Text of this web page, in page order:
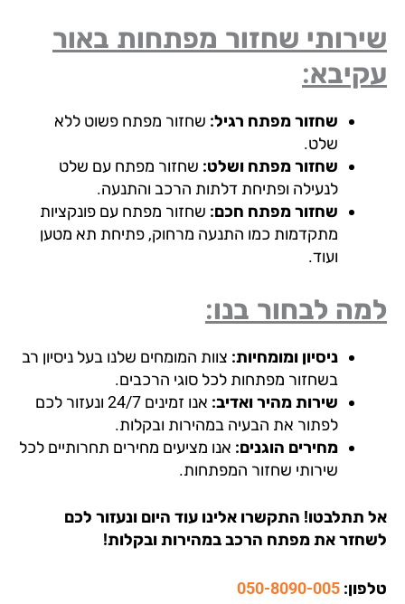
שחזור מפתחות באור
שחזור מפתח רגיל:שחזור מפתח פשוט ללא
שלט.
שחזור מפתח ושלט:שחזור מפתח עם שלט
לנעילה ופתיחת דלתות הרכב והתנעה.
שחזור מפתח חכם:שחזור מפתח עם פונקציות
מתקדמות כמו התנעה מרחוק, פתיחת תא מטען
לבחור בנו:
ניסיון ומומחיות:צוות המומחים שלנו בעל ניסיון רב
בשחזור מפתחות לכל סוגי הרכבים.
שירות מהיר ואדיב:
אנו זמינים 24/7 ונעזור לכם
לפתור את הבעיה במהירות ובקלות.
מחירים הוגנים:אנו מציעים מחירים תחרותיים לכל
שירותי שחזור המפתחות.
תתלבטו! התקשרו אלינו עוד היום ונעזור לכם
את מפתח הרכב במהירות ובקלות!
050-8090-005